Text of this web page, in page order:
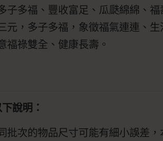
子多福、豐收富足、瓜瓞綿綿、福
元，多子多福，象徵福氣連連、生
福祿雙全、健康長壽。
說明：
批次的物品尺寸可能有細小誤差